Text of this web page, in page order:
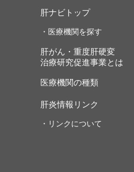
肝ナビトップ
・医療機関を探す
肝がん・重度肝硬変
治療研究促進事業とは
医療機関の種類
肝炎情報リンク
・リンクについて